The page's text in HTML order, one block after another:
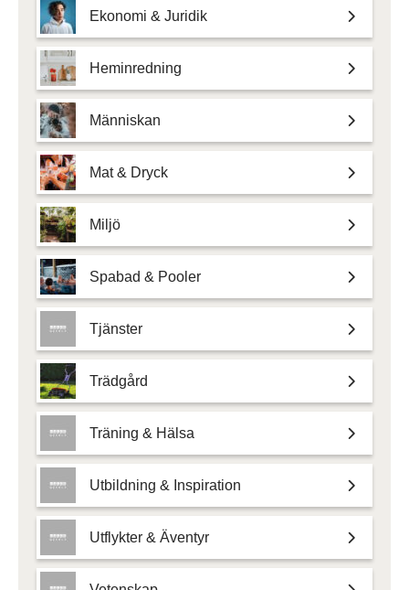
Ekonomi & Juridik
Heminredning
Människan
Mat & Dryck
Miljö
Spabad & Pooler
Tjänster
Trädgård
Träning & Hälsa
Utbildning & Inspiration
Utflykter & Äventyr